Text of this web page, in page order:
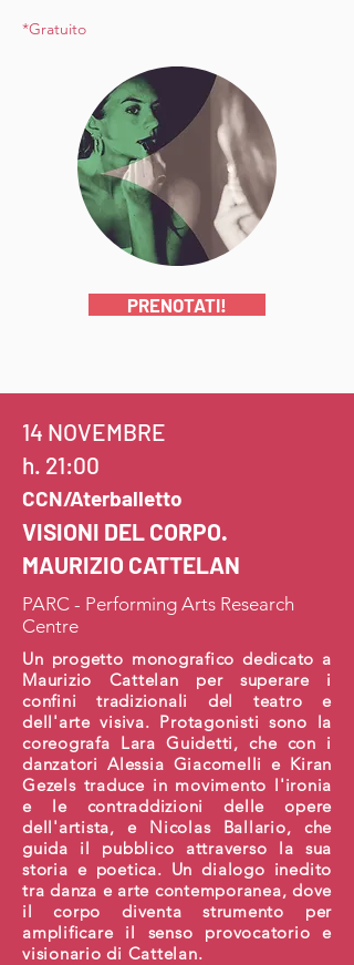
*Gratuito
PRENOTATI!
14 NOVEMBRE
h. 21:00
CCN/Aterballetto
VISIONI DEL CORPO.
MAURIZIO CATTELAN
PARC - Performing Arts Research
Centre
Un progetto monografico dedicato a
Maurizio Cattelan per superare i
confini tradizionali del teatro e
dell'arte visiva. Protagonisti sono la
coreografa Lara Guidetti, che con i
danzatori Alessia Giacomelli e Kiran
Gezels traduce in movimento l'ironia
e le contraddizioni delle opere
dell'artista, e Nicolas Ballario, che
guida il pubblico attraverso la sua
storia e poetica. Un dialogo inedito
tra danza e arte contemporanea, dove
il corpo diventa strumento per
amplificare il senso provocatorio e
visionario di Cattelan.